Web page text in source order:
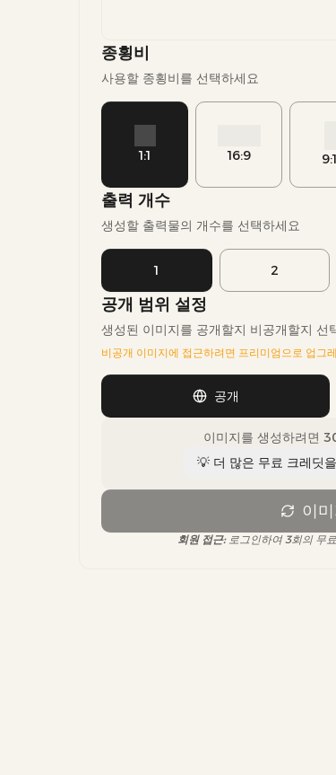
종횡비
사용할 종횡비를 선택하세요
1:1 16:9
출력 개수
생성할 출력물의 개수를 선택하세요
1 2
공개 범위 설정
생성된 이미지를 공개할지 비공개할지 선
비공개 이미지에 접근하려면 프리미엄으로 업그
공개
이미지를 생성하려면
💡 더 많은 무료 크레딧
이
회원 접근: 로그인하여 3회의 무